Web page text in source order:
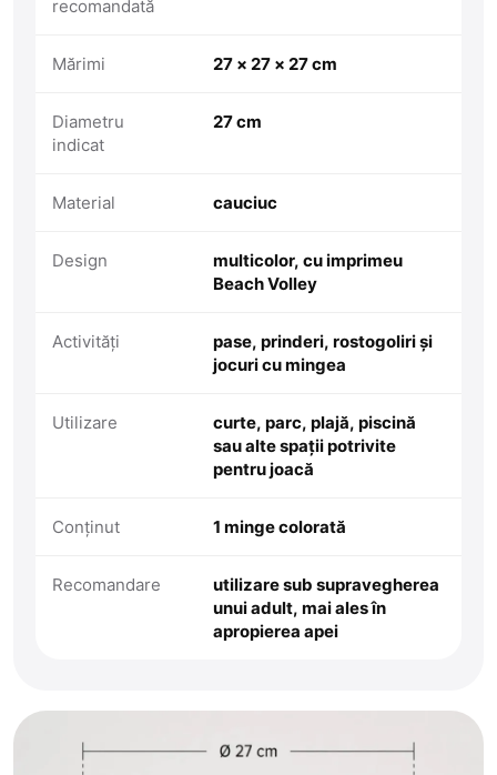
recomandată
Mărimi 27 × 27 × 27 cm
Diametru
indicat
27 cm
Material cauciuc
Design
multicolor, cu imprimeu
Beach Volley
Activități
pase, prinderi, rostogoliri și
jocuri cu mingea
Utilizare
curte, parc, plajă, piscină
sau alte spații potrivite
pentru joacă
Conținut 1 minge colorată
Recomandare
utilizare sub supravegherea
unui adult, mai ales în
apropierea apei